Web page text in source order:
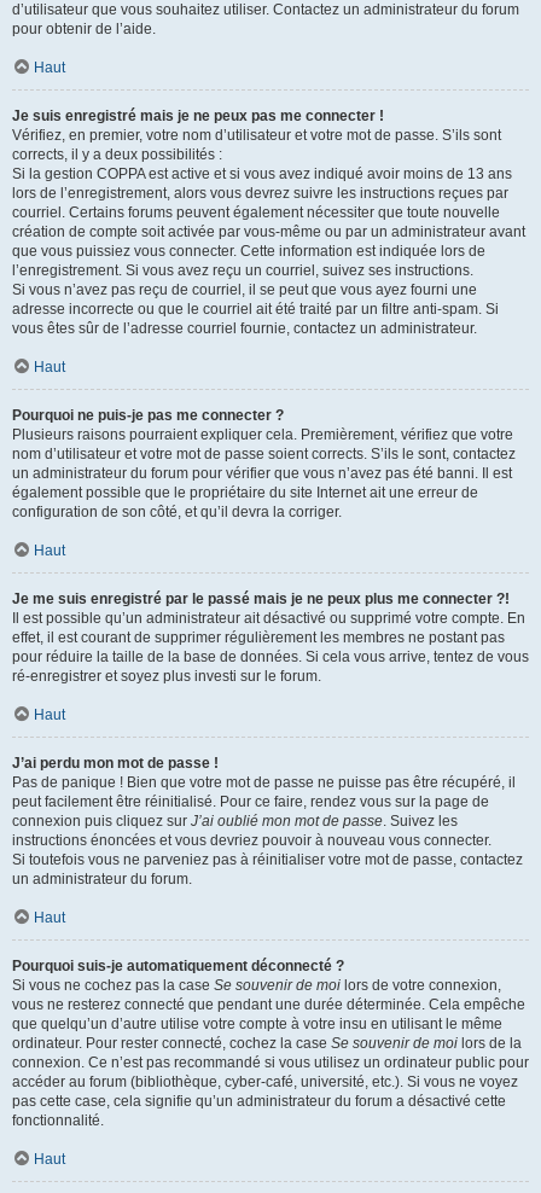
d’utilisateur que vous souhaitez utiliser. Contactez un administrateur du forum
pour obtenir de l’aide.
Haut
Je suis enregistré mais je ne peux pas me connecter !
Vérifiez, en premier, votre nom d’utilisateur et votre mot de passe. S’ils sont
corrects, il y a deux possibilités :
Si la gestion COPPA est active et si vous avez indiqué avoir moins de 13 ans
lors de l’enregistrement, alors vous devrez suivre les instructions reçues par
courriel. Certains forums peuvent également nécessiter que toute nouvelle
création de compte soit activée par vous-même ou par un administrateur avant
que vous puissiez vous connecter. Cette information est indiquée lors de
l’enregistrement. Si vous avez reçu un courriel, suivez ses instructions.
Si vous n’avez pas reçu de courriel, il se peut que vous ayez fourni une
adresse incorrecte ou que le courriel ait été traité par un filtre anti-spam. Si
vous êtes sûr de l’adresse courriel fournie, contactez un administrateur.
Haut
Pourquoi ne puis-je pas me connecter ?
Plusieurs raisons pourraient expliquer cela. Premièrement, vérifiez que votre
nom d’utilisateur et votre mot de passe soient corrects. S’ils le sont, contactez
un administrateur du forum pour vérifier que vous n’avez pas été banni. Il est
également possible que le propriétaire du site Internet ait une erreur de
configuration de son côté, et qu’il devra la corriger.
Haut
Je me suis enregistré par le passé mais je ne peux plus me connecter ?!
Il est possible qu’un administrateur ait désactivé ou supprimé votre compte. En
effet, il est courant de supprimer régulièrement les membres ne postant pas
pour réduire la taille de la base de données. Si cela vous arrive, tentez de vous
ré-enregistrer et soyez plus investi sur le forum.
Haut
J’ai perdu mon mot de passe !
Pas de panique ! Bien que votre mot de passe ne puisse pas être récupéré, il
peut facilement être réinitialisé. Pour ce faire, rendez vous sur la page de
connexion puis cliquez sur J’ai oublié mon mot de passe. Suivez les
instructions énoncées et vous devriez pouvoir à nouveau vous connecter.
Si toutefois vous ne parveniez pas à réinitialiser votre mot de passe, contactez
un administrateur du forum.
Haut
Pourquoi suis-je automatiquement déconnecté ?
Si vous ne cochez pas la case Se souvenir de moi lors de votre connexion,
vous ne resterez connecté que pendant une durée déterminée. Cela empêche
que quelqu’un d’autre utilise votre compte à votre insu en utilisant le même
ordinateur. Pour rester connecté, cochez la case Se souvenir de moi lors de la
connexion. Ce n’est pas recommandé si vous utilisez un ordinateur public pour
accéder au forum (bibliothèque, cyber-café, université, etc.). Si vous ne voyez
pas cette case, cela signifie qu’un administrateur du forum a désactivé cette
fonctionnalité.
Haut